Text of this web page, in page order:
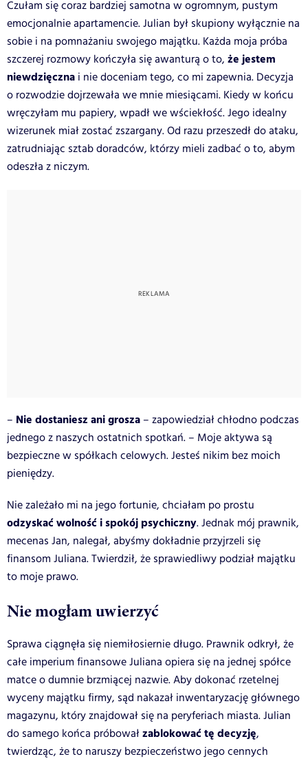
Czułam się coraz bardziej samotna w ogromnym, pustym
emocjonalnie apartamencie. Julian był skupiony wyłącznie na
sobie i na pomnażaniu swojego majątku. Każda moja próba
szczerej rozmowy kończyła się awanturą o to, że jestem
niewdzięczna i nie doceniam tego, co mi zapewnia. Decyzja
o rozwodzie dojrzewała we mnie miesiącami. Kiedy w końcu
wręczyłam mu papiery, wpadł we wściekłość. Jego idealny
wizerunek miał zostać zszargany. Od razu przeszedł do ataku,
zatrudniając sztab doradców, którzy mieli zadbać o to, abym
odeszła z niczym.
– Nie dostaniesz ani grosza – zapowiedział chłodno podczas
jednego z naszych ostatnich spotkań. – Moje aktywa są
bezpieczne w spółkach celowych. Jesteś nikim bez moich
pieniędzy.
Nie zależało mi na jego fortunie, chciałam po prostu
odzyskać wolność i spokój psychiczny. Jednak mój prawnik,
mecenas Jan, nalegał, abyśmy dokładnie przyjrzeli się
finansom Juliana. Twierdził, że sprawiedliwy podział majątku
to moje prawo.
Nie mogłam uwierzyć
Sprawa ciągnęła się niemiłosiernie długo. Prawnik odkrył, że
całe imperium finansowe Juliana opiera się na jednej spółce
matce o dumnie brzmiącej nazwie. Aby dokonać rzetelnej
wyceny majątku firmy, sąd nakazał inwentaryzację głównego
magazynu, który znajdował się na peryferiach miasta. Julian
do samego końca próbowałzablokować tę decyzję,
twierdząc, że to naruszy bezpieczeństwo jego cennych